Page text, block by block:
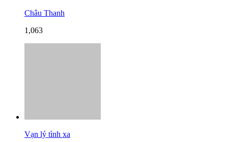
Châu Thanh
1,063
Vạn lý tình xa